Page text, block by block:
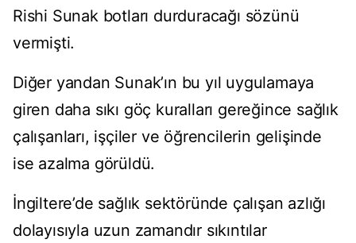
Rishi Sunak botları durduracağı sözünü
vermişti.
Diğer yandan Sunak’ın bu yıl uygulamaya
giren daha sıkı göç kuralları gereğince sağlık
çalışanları, işçiler ve öğrencilerin gelişinde
ise azalma görüldü.
İngiltere’de sağlık sektöründe çalışan azlığı
dolayısıyla uzun zamandır sıkıntılar